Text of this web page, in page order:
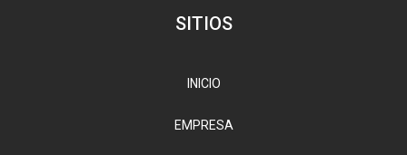
SITIOS
INICIO
EMPRESA